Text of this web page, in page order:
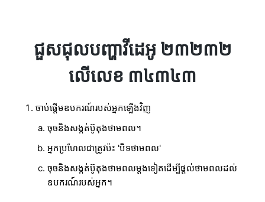
ជួសជុលបញ្ហាវីដេអូ ២៣២៣២
លើលេខ ៣៤៣៤៣
ចាប់ផ្តើមឧបករណ៍របស់អ្នកឡើងវិញ
ចុចនិងសង្កត់ប៊ូតុងថាមពល។
អ្នកប្រហែលជាត្រូវប៉ះ 'បិទថាមពល'
ចុចនិងសង្កត់ប៊ូតុងថាមពលម្តងទៀតដើម្បីផ្តល់ថាមពលដល់
ឧបករណ៍របស់អ្នក។